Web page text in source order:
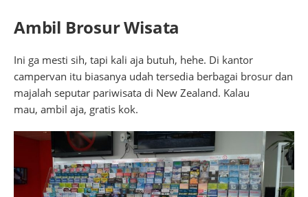
Ambil Brosur Wisata
Ini ga mesti sih, tapi kali aja butuh, hehe. Di kantor
campervan itu biasanya udah tersedia berbagai brosur dan
majalah seputar pariwisata di New Zealand. Kalau
mau, ambil aja, gratis kok.